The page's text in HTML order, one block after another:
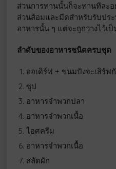
ส่วนการทานนั้นก็จะทานทีละ
ส่วนส้อมและมีดสำหรับรับปร
อาหารนั้น ๆ แต่จะถูกวางไว้เ
ลำดับของอาหารชนิดครบชุด
ออเดิร์ฟ + ขนมปังจะเสิร์ฟ
ซุป
อาหารจำพวกปลา
อาหารจำพวกเนื้อ
ไอศครีม
อาหารจำพวกเนื้อ
สลัดผัก